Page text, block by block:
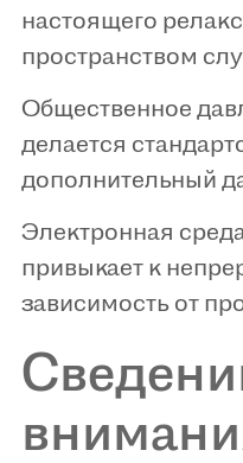
настоящего
пространством
Общественное
делается
дополнительный
Электронная
привыкает к
зависимость от